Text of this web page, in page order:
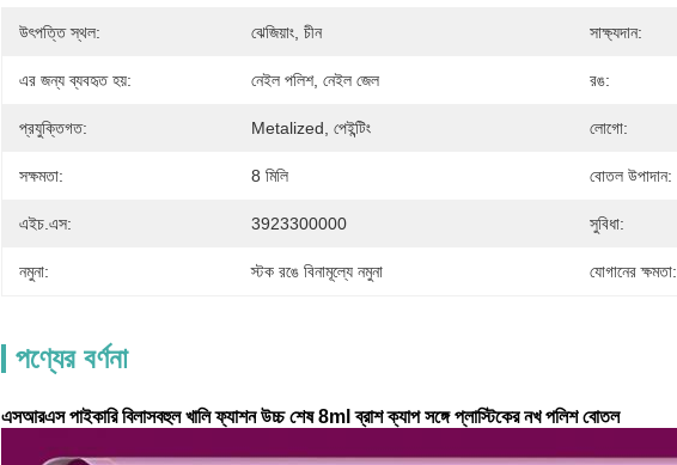
উৎপত্তি স্থল: ঝেজিয়াং, চীন সাক্ষ্যদান:
এর জন্য ব্যবহৃত হয়: নেইল পলিশ, নেইল জেল রঙ:
প্রযুক্তিগত: Metalized, পেইন্টিং লোগো:
সক্ষমতা: 8 মিলি বোতল উপাদান:
এইচ.এস: 3923300000 সুবিধা:
নমুনা: স্টক রঙে বিনামূল্যে নমুনা যোগানের ক্ষমতা:
পণ্যের বর্ণনা
এসআরএস পাইকারি বিলাসবহুল খালি ফ্যাশন উচ্চ শেষ 8ml ব্রাশ ক্যাপ সঙ্গে প্লাস্টিকের নখ পলিশ বোতল